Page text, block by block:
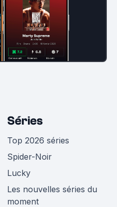
Séries
Top 2026 séries
Spider-Noir
Lucky
Les nouvelles séries du
moment